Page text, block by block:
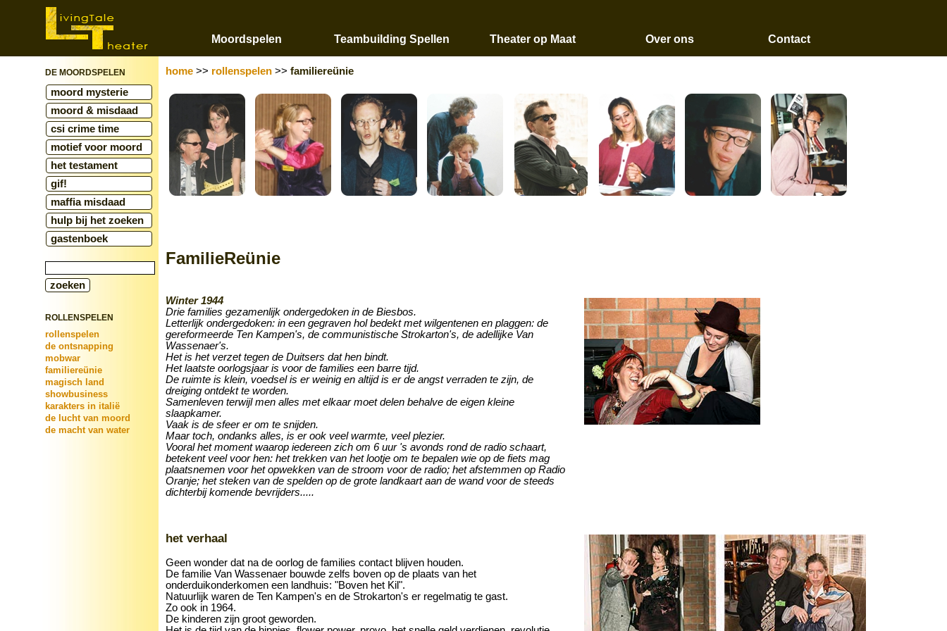
Moordspelen Teambuilding Spellen Theater op Maat Over ons Contact
DE MOORDSPELEN
moord mysterie
moord & misdaad
csi crime time
motief voor moord
het testament
gif!
maffia misdaad
hulp bij het zoeken
gastenboek
ROLLENSPELEN
rollenspelen
de ontsnapping
mobwar
familiereünie
magisch land
showbusiness
karakters in italië
de lucht van moord
de macht van water
home >> rollenspelen >> familiereünie
FamilieReünie
Winter 1944
Drie families gezamenlijk ondergedoken in de Biesbos.
Letterlijk ondergedoken: in een gegraven hol bedekt met wilgentenen en plaggen: de
gereformeerde Ten Kampen's, de communistische Strokarton's, de adellijke Van
Wassenaer's.
Het is het verzet tegen de Duitsers dat hen bindt.
Het laatste oorlogsjaar is voor de families een barre tijd.
De ruimte is klein, voedsel is er weinig en altijd is er de angst verraden te zijn, de
dreiging ontdekt te worden.
Samenleven terwijl men alles met elkaar moet delen behalve de eigen kleine
slaapkamer.
Vaak is de sfeer er om te snijden.
Maar toch, ondanks alles, is er ook veel warmte, veel plezier.
Vooral het moment waarop iedereen zich om 6 uur 's avonds rond de radio schaart,
betekent veel voor hen: het trekken van het lootje om te bepalen wie op de fiets mag
plaatsnemen voor het opwekken van de stroom voor de radio; het afstemmen op Radio
Oranje; het steken van de spelden op de grote landkaart aan de wand voor de steeds
dichterbij komende bevrijders.....
het verhaal
Geen wonder dat na de oorlog de families contact blijven houden.
De familie Van Wassenaer bouwde zelfs boven op de plaats van het
onderduikonderkomen een landhuis: "Boven het Kil".
Natuurlijk waren de Ten Kampen's en de Strokarton's er regelmatig te gast.
Zo ook in 1964.
De kinderen zijn groot geworden.